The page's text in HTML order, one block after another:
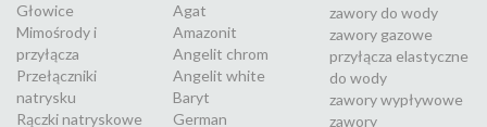
Głowice
Mimośrody i
przyłącza
Przełączniki
natrysku
Rączki natryskowe
Agat
Amazonit
Angelit chrom
Angelit white
Baryt
German
zawory do wody
zawory gazowe
przyłącza elastyczne
do wody
zawory wypływowe
zawory